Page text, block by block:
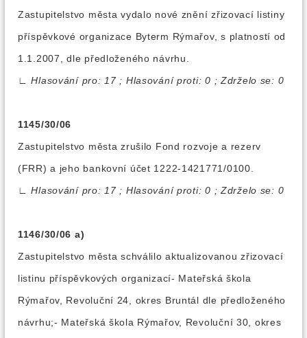
Zastupitelstvo města vydalo nové znění zřizovací listiny
příspěvkové organizace Byterm Rýmařov, s platností od
1.1.2007, dle předloženého návrhu.
∟
Hlasování pro: 17 ; Hlasování proti: 0 ; Zdrželo se: 0
1145/30/06
Zastupitelstvo města zrušilo Fond rozvoje a rezerv
(FRR) a jeho bankovní účet 1222-1421771/0100.
∟
Hlasování pro: 17 ; Hlasování proti: 0 ; Zdrželo se: 0
1146/30/06 a)
Zastupitelstvo města schválilo aktualizovanou zřizovací
listinu příspěvkových organizací- Mateřská škola
Rýmařov, Revoluční 24, okres Bruntál dle předloženého
návrhu;- Mateřská škola Rýmařov, Revoluční 30, okres